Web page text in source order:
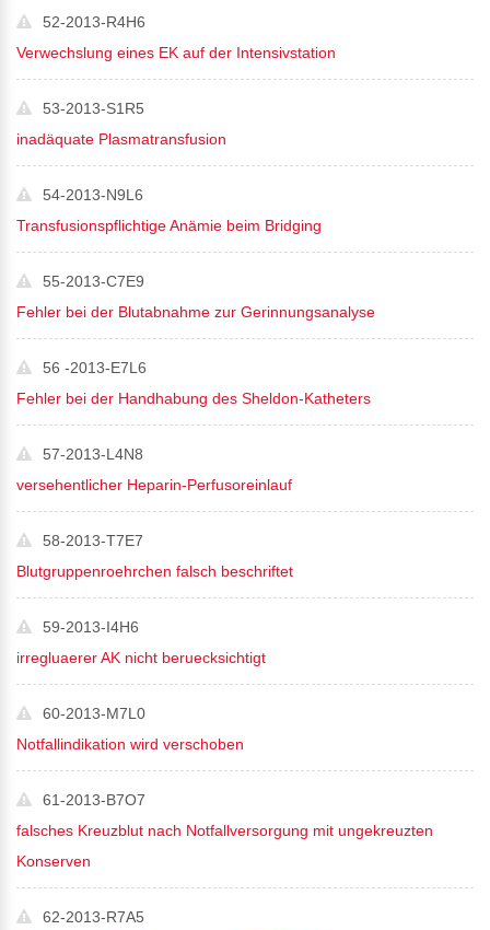
52-2013-R4H6
Verwechslung eines EK auf der Intensivstation
53-2013-S1R5
inadäquate Plasmatransfusion
54-2013-N9L6
Transfusionspflichtige Anämie beim Bridging
55-2013-C7E9
Fehler bei der Blutabnahme zur Gerinnungsanalyse
56 -2013-E7L6
Fehler bei der Handhabung des Sheldon-Katheters
57-2013-L4N8
versehentlicher Heparin-Perfusoreinlauf
58-2013-T7E7
Blutgruppenroehrchen falsch beschriftet
59-2013-I4H6
irregluaerer AK nicht beruecksichtigt
60-2013-M7L0
Notfallindikation wird verschoben
61-2013-B7O7
falsches Kreuzblut nach Notfallversorgung mit ungekreuzten
Konserven
62-2013-R7A5